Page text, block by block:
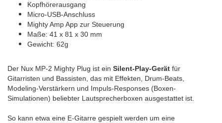
Kopfhörerausgang
Micro-USB-Anschluss
Mighty Amp App zur Steuerung
Maße: 41 x 81 x 30 mm
Gewicht: 62g
Der Nux MP-2 Mighty Plug ist ein Silent-Play-Gerät für
Gitarristen und Bassisten, das mit Effekten, Drum-Beats,
Modeling-Verstärkern und Impuls-Responses (Boxen-
Simulationen) beliebter Lautsprecherboxen ausgestattet ist.
So kann etwa eine E-Gitarre gespielt werden um eine